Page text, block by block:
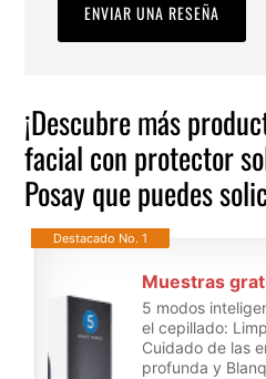
ENVIAR UNA RESEÑA
¡Descubre más
facial con protector
Posay que puedes
Destacado No. 1
5 modos
el cepillado:
Cuidado de las
profunda y